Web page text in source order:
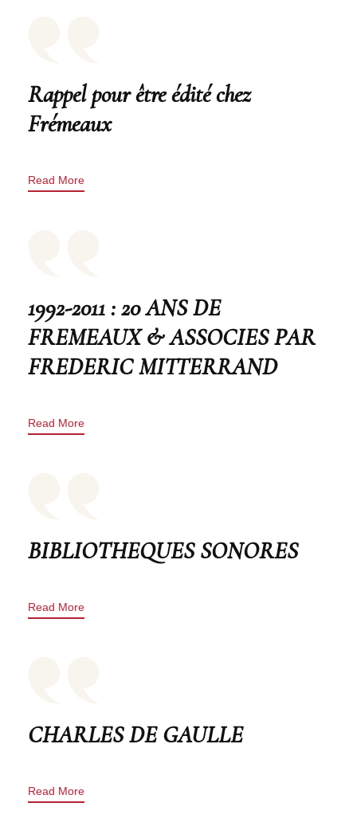
Rappel pour être édité chez
Frémeaux
Read More
1992-2011 : 20 ANS DE
FREMEAUX & ASSOCIES PAR
FREDERIC MITTERRAND
Read More
BIBLIOTHEQUES SONORES
Read More
CHARLES DE GAULLE
Read More